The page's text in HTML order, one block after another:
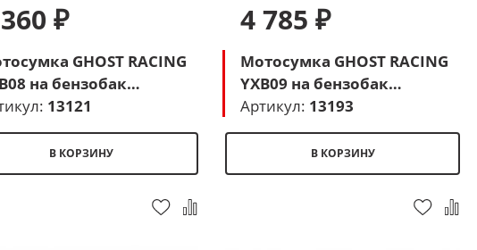
₽
GHOST RACING
на бензобак
13121
В КОРЗИНУ
4 785 ₽
Мотосумка GHOST RACING
YXB09 на бензобак
(черный)
Артикул: 13193
В КОРЗИНУ